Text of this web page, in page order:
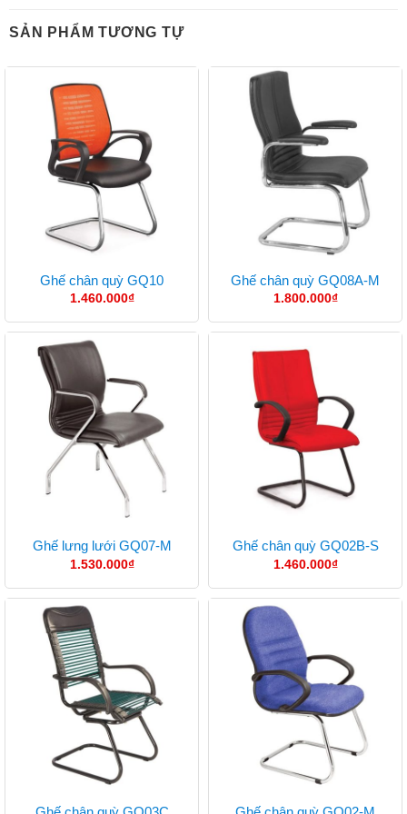
SẢN PHẨM TƯƠNG TỰ
Ghế chân quỳ GQ10
1.460.000₫
Ghế chân quỳ GQ08A-M
1.800.000₫
Ghế lưng lưới GQ07-M
1.530.000₫
Ghế chân quỳ GQ02B-S
1.460.000₫